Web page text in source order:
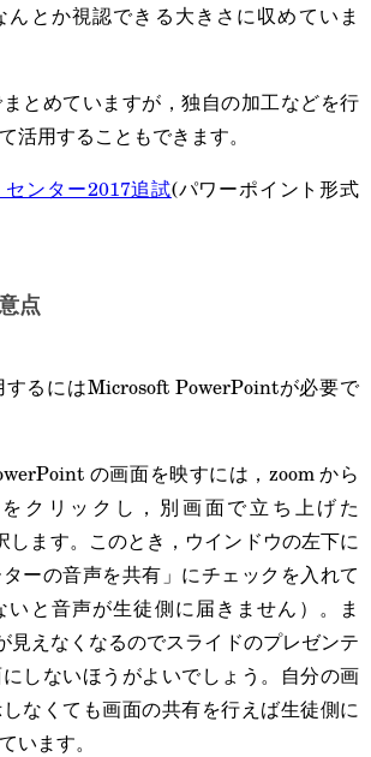
んとか視認できる大きさに収めていま
とめていますが，独自の加工などを行
活用することもできます。
ンター2017追試(パワーポイント形式
点
るにはMicrosoft PowerPointが必要で
の画面を映すには，zoom から
をクリックし，別画面で立ち上げた
ます。このとき，ウインドウの左下に
ーの音声を共有」にチェックを入れて
いと音声が生徒側に届きません）。ま
見えなくなるのでスライドのプレゼンテ
しないほうがよいでしょう。自分の画
なくても画面の共有を行えば生徒側に
います。